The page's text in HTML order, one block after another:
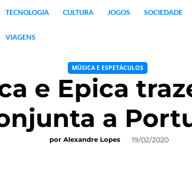
TECNOLOGIA CULTURA JOGOS SOCIEDADE
VIAGENS
MÚSICA E ESPETÁCULOS
e Epica
a
por Alexandre Lopes 19/02/2020